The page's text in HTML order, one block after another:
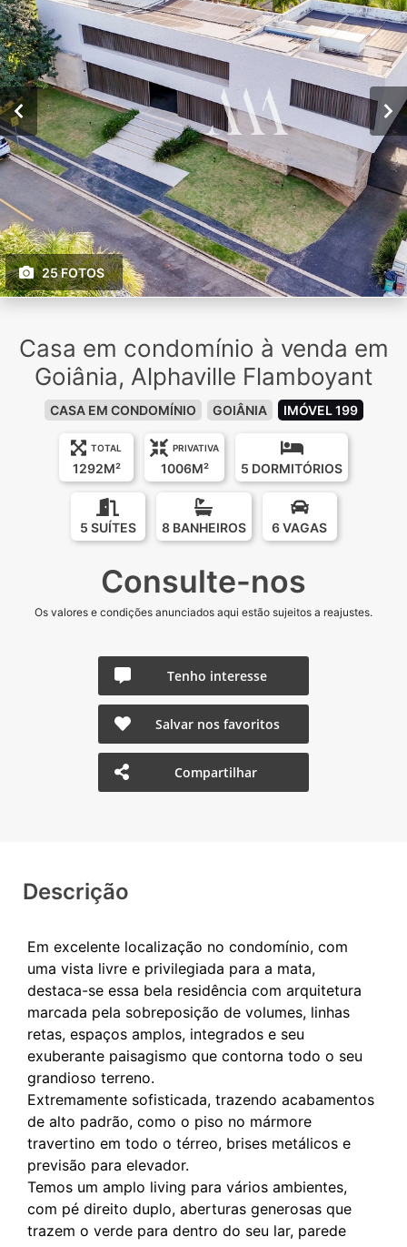
25 FOTOS
Casa em condomínio à venda em
Goiânia, Alphaville Flamboyant
CASA EM CONDOMÍNIO GOIÂNIA IMÓVEL 199
TOTAL
1292M²
PRIVATIVA
1006M² 5 DORMITÓRIOS
5 SUÍTES 8 BANHEIROS 6 VAGAS
Consulte-nos
Os valores e condições anunciados aqui estão sujeitos a reajustes.
Tenho interesse
Salvar nos favoritos
Compartilhar
Descrição
Em excelente localização no condomínio, com
uma vista livre e privilegiada para a mata,
destaca-se essa bela residência com arquitetura
marcada pela sobreposição de volumes, linhas
retas, espaços amplos, integrados e seu
exuberante paisagismo que contorna todo o seu
grandioso terreno.
Extremamente sofisticada, trazendo acabamentos
de alto padrão, como o piso no mármore
travertino em todo o térreo, brises metálicos e
previsão para elevador.
Temos um amplo living para vários ambientes,
com pé direito duplo, aberturas generosas que
trazem o verde para dentro do seu lar, parede